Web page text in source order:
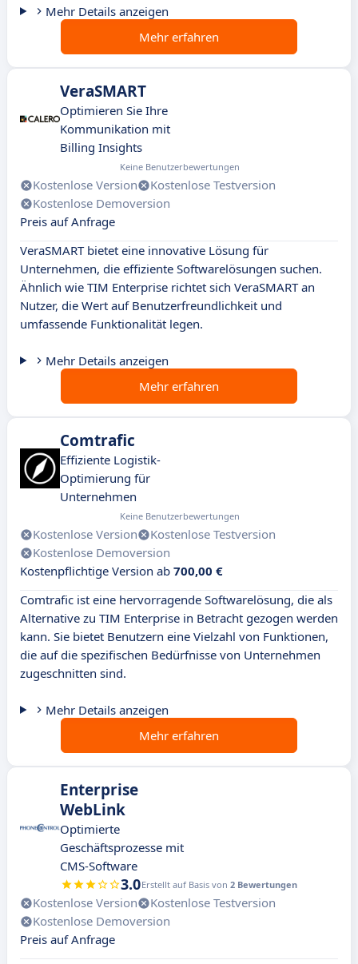
Mehr Details anzeigen
Mehr erfahren
VeraSMART
Optimieren Sie Ihre
Kommunikation mit
Billing Insights
Keine Benutzerbewertungen
Kostenlose Version
Kostenlose Testversion
Kostenlose Demoversion
Preis auf Anfrage
VeraSMART bietet eine innovative Lösung für
Unternehmen, die effiziente Softwarelösungen suchen.
Ähnlich wie TIM Enterprise richtet sich VeraSMART an
Nutzer, die Wert auf Benutzerfreundlichkeit und
umfassende Funktionalität legen.
Mehr Details anzeigen
Mehr erfahren
Comtrafic
Effiziente Logistik-
Optimierung für
Unternehmen
Keine Benutzerbewertungen
Kostenlose Version
Kostenlose Testversion
Kostenlose Demoversion
Kostenpflichtige Version ab 700,00 €
Comtrafic ist eine hervorragende Softwarelösung, die als
Alternative zu TIM Enterprise in Betracht gezogen werden
kann. Sie bietet Benutzern eine Vielzahl von Funktionen,
die auf die spezifischen Bedürfnisse von Unternehmen
zugeschnitten sind.
Mehr Details anzeigen
Mehr erfahren
Enterprise
WebLink
Optimierte
Geschäftsprozesse mit
CMS-Software
3.0Erstellt auf Basis von 2 Bewertungen
Kostenlose Version
Kostenlose Testversion
Kostenlose Demoversion
Preis auf Anfrage